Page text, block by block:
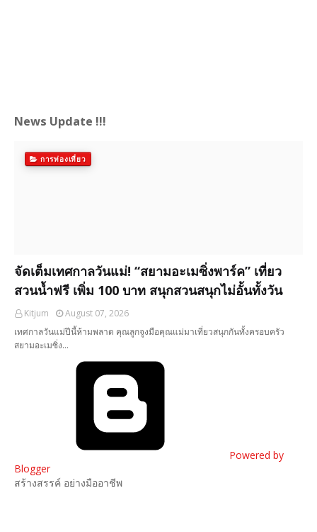
News Update !!!
การท่องเที่ยว
จัดเต็มเทศกาลวันแม่! “สยามอะเมซิ่งพาร์ค” เที่ยว
สวนน้ำฟรี เพิ่ม 100 บาท สนุกสวนสนุกไม่อั้นทั้งวัน
Kitjum
August 07, 2026
เทศกาลวันแม่ปีนี้ห้ามพลาด คุณลูกจูงมือคุณแม่มาเที่ยวสนุกกันทั้งครอบครัว
สยามอะเมซิ่ง…
Powered by
Blogger
สร้างสรรค์ อย่างมืออาชีพ